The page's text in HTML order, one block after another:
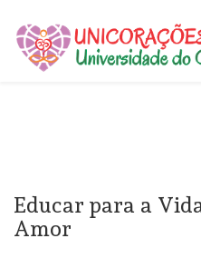
Educar para a
Amor